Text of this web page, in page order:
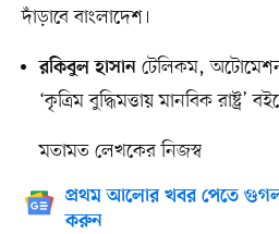
দাঁড়াবে বাংলাদেশ।
রকিবুল হাসান টেলিকম, অটোমেশন
‘কৃত্রিম বুদ্ধিমত্তায় মানবিক রাষ্ট্র’
মতামত লেখকের নিজস্ব
প্রথম আলোর খবর পেতে
করুন